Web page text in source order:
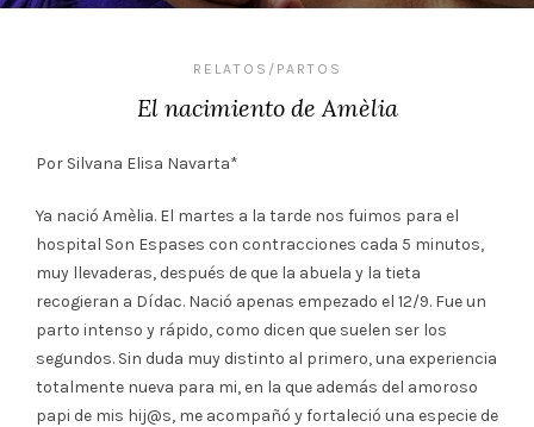
RELATOS/PARTOS
El nacimiento de Amèlia
Por Silvana Elisa Navarta*
Ya nació Amèlia. El martes a la tarde nos fuimos para el
hospital Son Espases con contracciones cada 5 minutos,
muy llevaderas, después de que la abuela y la tieta
recogieran a Dídac. Nació apenas empezado el 12/9. Fue un
parto intenso y rápido, como dicen que suelen ser los
segundos. Sin duda muy distinto al primero, una experiencia
totalmente nueva para mi, en la que además del amoroso
papi de mis hij@s, me acompañó y fortaleció una especie de